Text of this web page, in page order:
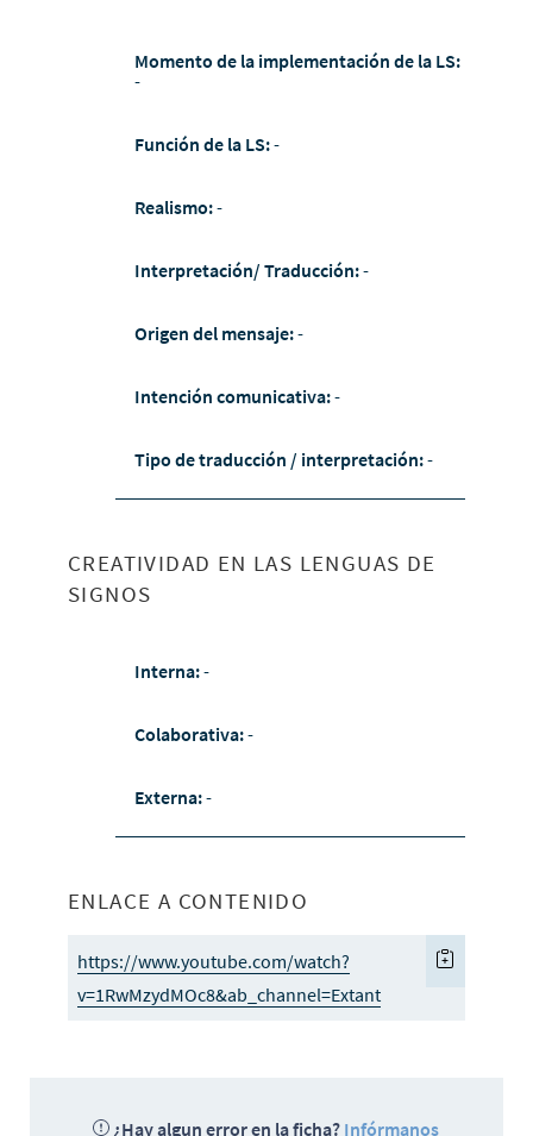
Momento de la implementación de la LS:
-
Función de la LS:-
Realismo:-
Interpretación/ Traducción:-
Origen del mensaje:-
Intención comunicativa:-
Tipo de traducción / interpretación:-
CREATIVIDAD EN LAS LENGUAS DE
SIGNOS
Interna:-
Colaborativa:-
Externa:-
ENLACE A CONTENIDO
https://www.youtube.com/watch?
v=1RwMzydMOc8&ab_channel=Extant
¿Hay algun error en la ficha? Infórmanos